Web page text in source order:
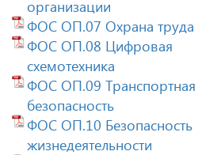
организации
ФОС ОП.07 Охрана труда
ФОС ОП.08 Цифровая
схемотехника
ФОС ОП.09 Транспортная
безопасность
ФОС ОП.10 Безопасность
жизнедеятельности